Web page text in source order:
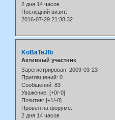
2 дня 14 часов
Последний визит:
2016-07-29 21:38:32
KoBaTeJIb
Активный участник
Зарегистрирован: 2009-03-23
Приглашений: 0
Сообщений: 83
Уважение: [+0/-0]
Позитив: [+1/-0]
Провел на форуме:
2 дня 14 часов